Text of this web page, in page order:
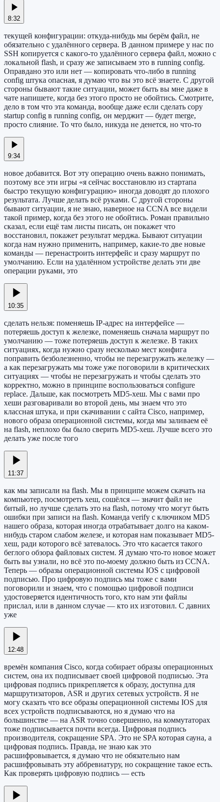
8:32
текущей конфигурации: откуда-нибудь мы берём файл, не
обязательно с удалённого сервера. В данном примере у нас по
SSH копируется с какого-то удалённого сервера файл, можно с
локальной flash, и сразу же записываем это в running config.
Оправдано это или нет — копировать что-либо в running
config штука опасная, я думаю что вы это всё знаете. С другой
стороны бывают такие ситуации, может быть вы мне даже в
чате напишете, когда без этого просто не обойтись. Смотрите,
дело в том что эта команда, вообще даже если сделать copy
startup config в running config, он мерджит — будет merge,
просто слияние. То что было, никуда не денется, но что-то
9:34
новое добавится. Вот эту операцию очень важно понимать,
поэтому все эти игры «я сейчас восстановлю из стартапа
быстро текущую конфигурацию» иногда доводят до плохого
результата. Лучше делать всё руками. С другой стороны
бывают ситуации, я не знаю, наверное на CCNA все видели
такой пример, когда без этого не обойтись. Роман правильно
сказал, если ещё там листы писать, он покажет что
восстановил, покажет результат мерджа. Бывают ситуации
когда нам нужно применить, например, какие-то две новые
команды — перенастроить интерфейс и сразу маршрут по
умолчанию. Если на удалённом устройстве делать эти две
операции руками, это
10:35
сделать нельзя: поменяешь IP-адрес на интерфейсе —
потеряешь доступ к железке, поменяешь сначала маршрут по
умолчанию — тоже потеряешь доступ к железке. В таких
ситуациях, когда нужно сразу несколько мест конфига
поправить безболезненно, чтобы не перезагружать железку —
а как перезагружать мы тоже уже поговорили в критических
ситуациях — чтобы не перезагружать и чтобы сделать это
корректно, можно в принципе воспользоваться configure
replace. Дальше, как посмотреть MD5-хеш. Мы с вами про
хеши разговаривали во второй день, мы знаем что это
классная штука, и при скачивании с сайта Cisco, например,
нового образа операционной системы, когда мы заливаем её
на flash, неплохо бы было сверить MD5-хеш. Лучше всего это
делать уже после того
11:37
как мы записали на flash. Мы в принципе можем скачать на
компьютер, посмотреть хеш, сошёлся — значит файл не
битый, но лучше сделать это на flash, потому что могут быть
ошибки при записи на flash. Команда verify с ключиком MD5
нашего образа, которая иногда отрабатывает долго на каком-
нибудь старом слабом железе, и которая нам показывает MD5-
хеш, ради которого всё затевалось. Это что касается такого
беглого обзора файловых систем. Я думаю что-то новое может
быть вы узнали, но всё это по-моему должно быть из CCNA.
Теперь — образы операционной системы IOS с цифровой
подписью. Про цифровую подпись мы тоже с вами
поговорили и знаем, что с помощью цифровой подписи
удостоверяется идентичность того, кто нам эти файлы
прислал, или в данном случае — кто их изготовил. С давних
уже
12:48
времён компания Cisco, когда собирает образы операционных
систем, она их подписывает своей цифровой подписью. Эта
цифровая подпись прикрепляется к образу, доступна для
маршрутизаторов, ASR и других сетевых устройств. Я не
могу сказать что все образы операционной системы IOS для
всех устройств подписываются, но я думаю что на
большинстве — на ASR точно совершенно, на коммутаторах
тоже подписывается почти всегда. Цифровая подпись
производителя, сокращение SPA. Это не SPA которая сауна, а
цифровая подпись. Правда, не знаю как это
расшифровывается, я думаю что не обязательно нам
расшифровывать эту аббревиатуру, но сокращение такое есть.
Как проверять цифровую подпись — есть